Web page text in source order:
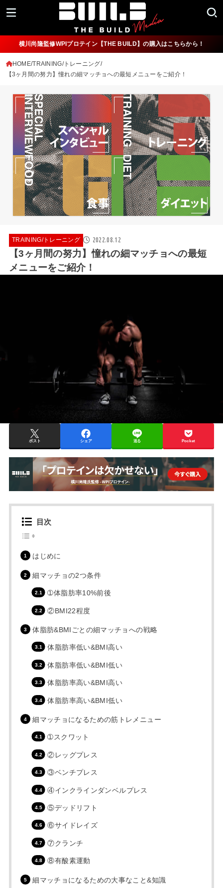
横川尚隆監修WPIプロテイン【THE BUILD】の購入はこちらから！
HOME TRAINING/トレーニング
【3ヶ月間の努力】憧れの細マッチョへの最短メニューをご紹介！
TRAINING/トレーニング 2022.08.12
【3ヶ月間の努力】憧れの細マッチョへの最短
メニューをご紹介！
ポスト シェア 送る Pocket
目次
はじめに
細マッチョの2つ条件
➀体脂肪率10%前後
②BMI22程度
体脂肪&BMIごとの細マッチョへの戦略
体脂肪率低い&BMI高い
体脂肪率低い&BMI低い
体脂肪率高い&BMI高い
体脂肪率高い&BMI低い
細マッチョになるための筋トレメニュー
➀スクワット
②レッグプレス
③ベンチプレス
④インクラインダンベルプレス
⑤デッドリフト
⑥サイドレイズ
⑦クランチ
⑧有酸素運動
細マッチョになるための大事なこと&知識